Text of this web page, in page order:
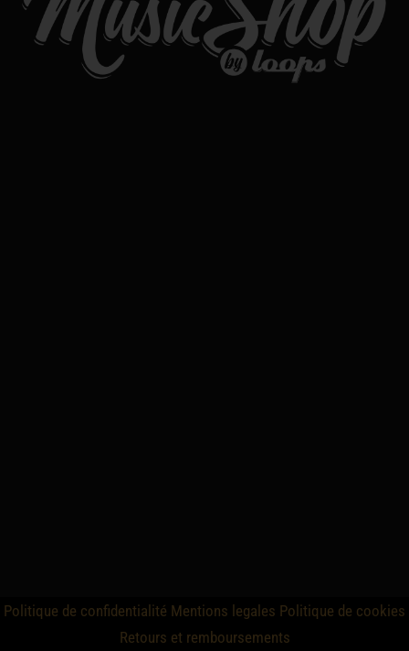
Politique de confidentialité Mentions legales Politique de cookies
Retours et remboursements